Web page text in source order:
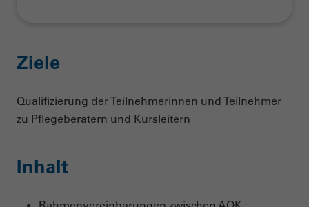
Ziele
Qualifizierung der Teilnehmerinnen und Teilnehmer
zu Pflegeberatern und Kursleitern
Inhalt